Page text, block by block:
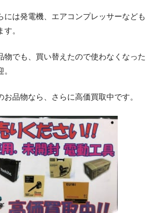
には発電機、エアコンプレッサーなども
。
物でも、買い替えたので使わなくなった
お品物なら、さらに高価買取中です。